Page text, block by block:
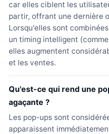
car elles ciblent les
partir, offrant une dernière
Lorsqu'elles sont
un timing intelligent
elles augmentent
et les ventes.
Qu'est-ce qui rend une
agaçante ?
Les pop-ups sont
apparaissent